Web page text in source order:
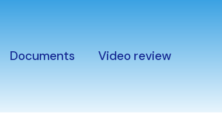
Documents Video review